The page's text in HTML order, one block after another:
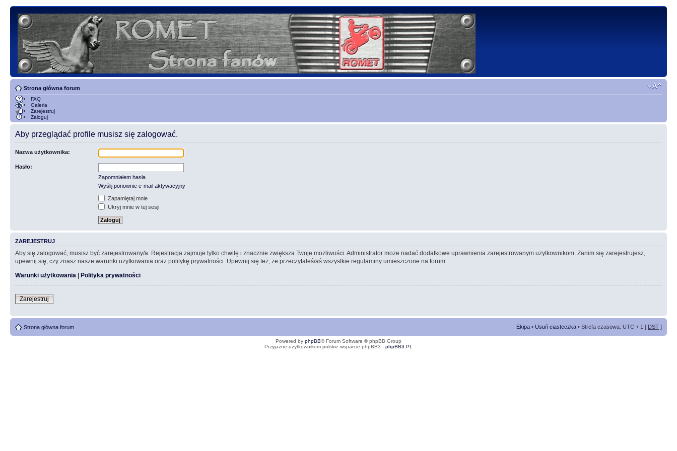
Strona główna forum
FAQ
Galeria
Zarejestruj
Zaloguj
Aby przeglądać profile musisz się zalogować.
Nazwa użytkownika:
Hasło:
Zapomniałem hasła
Wyślij ponownie e-mail aktywacyjny
Zapamiętaj mnie
Ukryj mnie w tej sesji
ZAREJESTRUJ
Aby się zalogować, musisz być zarejestrowany/a. Rejestracja zajmuje tylko chwilę i znacznie zwiększa Twoje możliwości. Administrator może nadać dodatkowe uprawnienia zarejestrowanym użytkownikom. Zanim się zarejestrujesz,
upewnij się, czy znasz nasze warunki użytkowania oraz politykę prywatności. Upewnij się też, że przeczytałeś/aś wszystkie regulaminy umieszczone na forum.
Warunki użytkowania | Polityka prywatności
Zarejestruj
Strona główna forum Ekipa • Usuń ciasteczka • Strefa czasowa: UTC + 1 [ DST ]
Powered by phpBB® Forum Software © phpBB Group
Przyjazne użytkownikom polskie wsparcie phpBB3 - phpBB3.PL